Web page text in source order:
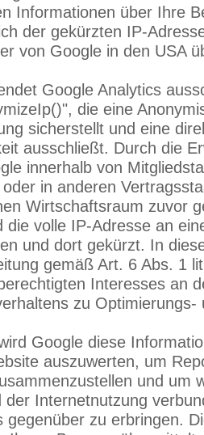
Informationen über Ihre
der gekürzten IP-
von Google in den USA
Google Analytics
die eine
sicherstellt und eine
ausschließt. Durch die
innerhalb von
in anderen
Wirtschaftsraum zuvor
die volle IP-Adresse an
und dort gekürzt. In
gemäß Art. 6 Abs. 1
Interesses an
zu Optimierungs-
Google diese
auszuwerten, um
und um
der Internetnutzung
gegenüber zu erbringen.